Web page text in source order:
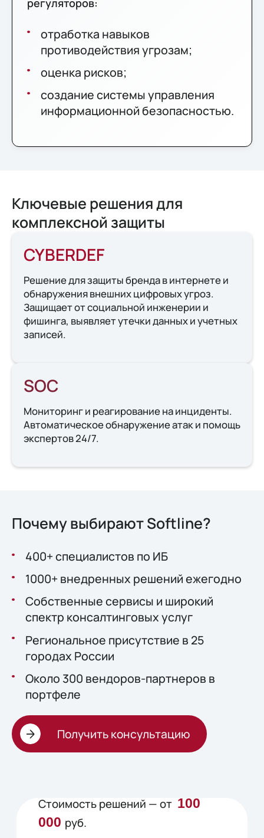
регуляторов:
отработка навыков
противодействия угрозам;
оценка рисков;
создание системы управления
информационной безопасностью.
Ключевые решения для
комплексной защиты
CYBERDEF
Решение для защиты бренда в интернете и
обнаружения внешних цифровых угроз.
Защищает от социальной инженерии и
фишинга, выявляет утечки данных и учетных
записей.
SOC
Мониторинг и реагирование на инциденты.
Автоматическое обнаружение атак и помощь
экспертов 24/7.
Почему выбирают Softline?
400+ специалистов по ИБ
1000+ внедренных решений ежегодно
Собственные сервисы и широкий
спектр консалтинговых услуг
Региональное присутствие в 25
городах России
Около 300 вендоров-партнеров в
портфеле
Получить консультацию
Стоимость решений — от 100
000 руб.